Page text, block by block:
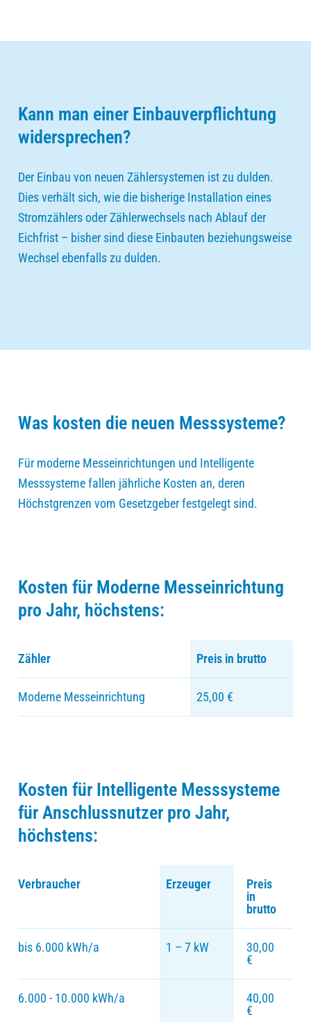
Kann man einer Einbauverpflichtung
widersprechen?
Der Einbau von neuen Zählersystemen ist zu dulden.
Dies verhält sich, wie die bisherige Installation eines
Stromzählers oder Zählerwechsels nach Ablauf der
Eichfrist – bisher sind diese Einbauten beziehungsweise
Wechsel ebenfalls zu dulden.
Was kosten die neuen Messsysteme?
Für moderne Messeinrichtungen und Intelligente
Messsysteme fallen jährliche Kosten an, deren
Höchstgrenzen vom Gesetzgeber festgelegt sind.
Kosten für Moderne Messeinrichtung
pro Jahr, höchstens:
Zähler Preis in brutto
Moderne Messeinrichtung 25,00 €
Kosten für Intelligente Messsysteme
für Anschlussnutzer pro Jahr,
höchstens:
Verbraucher Erzeuger
Preis
in
brutto
bis 6.000 kWh/a 1 – 7 kW
30,00
€
6.000 - 10.000 kWh/a
40,00
€